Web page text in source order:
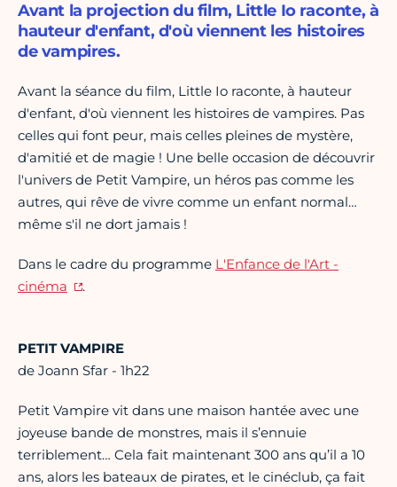
Avant la projection du film, Little Io raconte, à
hauteur d'enfant, d'où viennent les histoires
de vampires.
Avant la séance du film, Little Io raconte, à hauteur
d'enfant, d'où viennent les histoires de vampires. Pas
celles qui font peur, mais celles pleines de mystère,
d'amitié et de magie ! Une belle occasion de découvrir
l'univers de Petit Vampire, un héros pas comme les
autres, qui rêve de vivre comme un enfant normal…
même s'il ne dort jamais !
Dans le cadre du programme L'Enfance de l'Art -
cinéma
.
PETIT VAMPIRE
de Joann Sfar - 1h22
Petit Vampire vit dans une maison hantée avec une
joyeuse bande de monstres, mais il s’ennuie
terriblement… Cela fait maintenant 300 ans qu’il a 10
ans, alors les bateaux de pirates, et le cinéclub, ça fait